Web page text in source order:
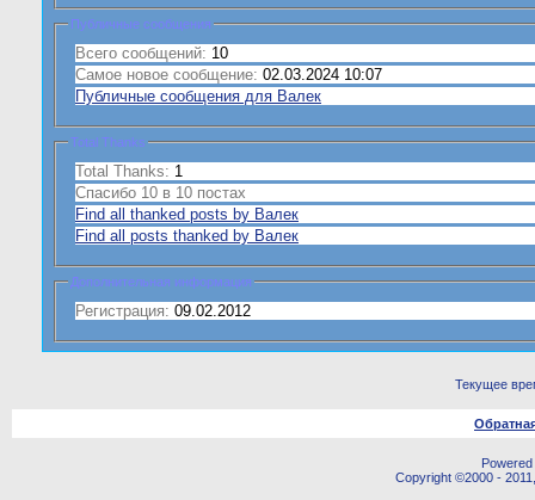
Публичные сообщения
Всего сообщений: 10
Самое новое сообщение: 02.03.2024 10:07
Публичные сообщения для Валек
Total Thanks
Total Thanks: 1
Спасибо 10 в 10 постах
Find all thanked posts by Валек
Find all posts thanked by Валек
Дополнительная информация
Регистрация: 09.02.2012
Текущее
Copyright ©2000 -